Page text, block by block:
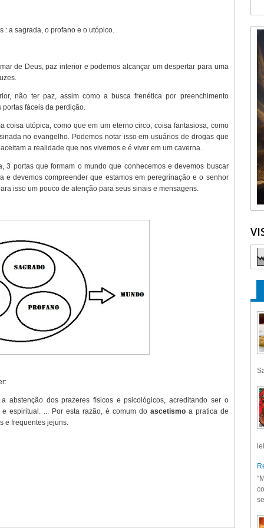
: a sagrada, o profano e o utópico.
de Deus, paz interior e podemos alcançar um despertar para uma
não ter paz, assim como a busca frenética por preenchimento
portas fáceis da perdição.
coisa utópica, como que em um eterno circo, coisa fantasiosa, como
no evangelho. Podemos notar isso em usuários de drogas que
a realidade que nos vivemos e é viver em um caverna.
3 portas que formam o mundo que conhecemos e devemos buscar
devemos compreender que estamos em peregrinação e o senhor
isso um pouco de atenção para seus sinais e mensagens.
abstenção dos prazeres físicos e psicológicos, acreditando ser o
espiritual. ... Por esta razão, é comum do ascetismoa pratica de
e frequentes jejuns.